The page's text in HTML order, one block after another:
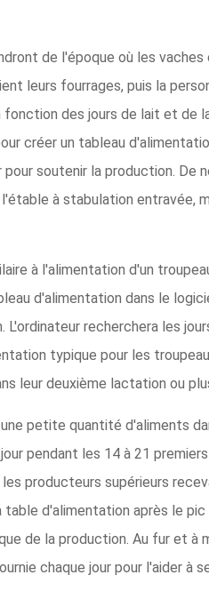
de l'époque où les
leurs fourrages, puis la
des jours de lait et
créer un tableau
soutenir la production.
l'étable à stabulation
à l'alimentation d'un
d'alimentation dans le
recherchera les
typique pour les
leur deuxième lactation ou
petite quantité d'aliments
pendant les 14 à 21
producteurs supérieurs
d'alimentation après le
de la production. Au fur et
chaque jour pour l'aider à